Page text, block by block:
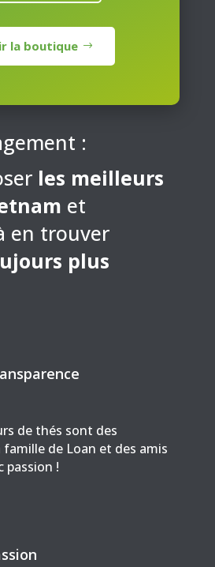
la boutique
:
les meilleurs
et
en trouver
plus
de thés sont des
famille de Loan et des amis
passion !